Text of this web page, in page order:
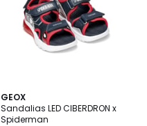
GEOX
Sandalias LED CIBERDRON x
Spiderman
5
/
5